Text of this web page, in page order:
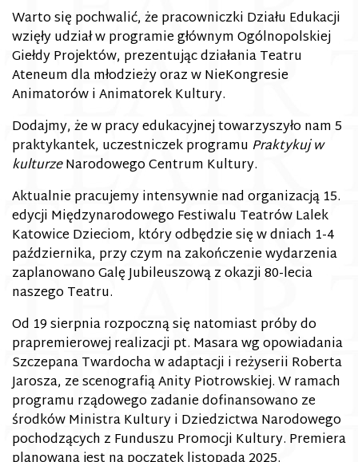
Warto się pochwalić, że pracowniczki Działu Edukacji
wzięły udział w programie głównym Ogólnopolskiej
Giełdy Projektów, prezentując działania Teatru
Ateneum dla młodzieży oraz w NieKongresie
Animatorów i Animatorek Kultury.
Dodajmy, że w pracy edukacyjnej towarzyszyło nam 5
praktykantek, uczestniczek programu Praktykuj w
kulturzeNarodowego Centrum Kultury.
Aktualnie pracujemy intensywnie nad organizacją 15.
edycji Międzynarodowego Festiwalu Teatrów Lalek
Katowice Dzieciom, który odbędzie się w dniach 1-4
października, przy czym na zakończenie wydarzenia
zaplanowano Galę Jubileuszową z okazji 80-lecia
naszego Teatru.
Od 19 sierpnia rozpoczną się natomiast próby do
prapremierowej realizacji pt. Masara wg opowiadania
Szczepana Twardocha w adaptacji i reżyserii Roberta
Jarosza, ze scenografią Anity Piotrowskiej. W ramach
programu rządowego zadanie dofinansowano ze
środków Ministra Kultury i Dziedzictwa Narodowego
pochodzących z Funduszu Promocji Kultury. Premiera